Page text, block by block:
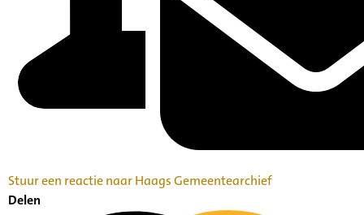
Stuur een reactie naar Haags Gemeentearchief
Delen